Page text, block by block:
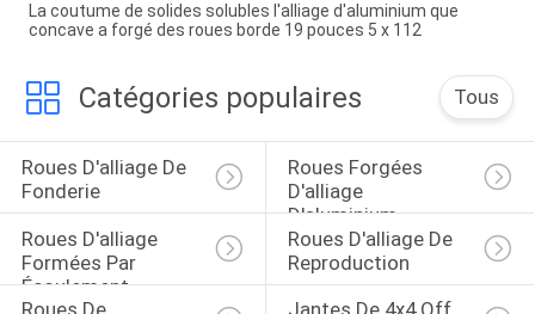
La coutume de solides solubles l'alliage d'aluminium que
concave a forgé des roues borde 19 pouces 5 x 112
Catégories populaires Tous
Roues D'alliage De
Fonderie
Roues Forgées
D'alliage
D'aluminium
Roues D'alliage
Formées Par
Écoulement
Roues D'alliage De
Reproduction